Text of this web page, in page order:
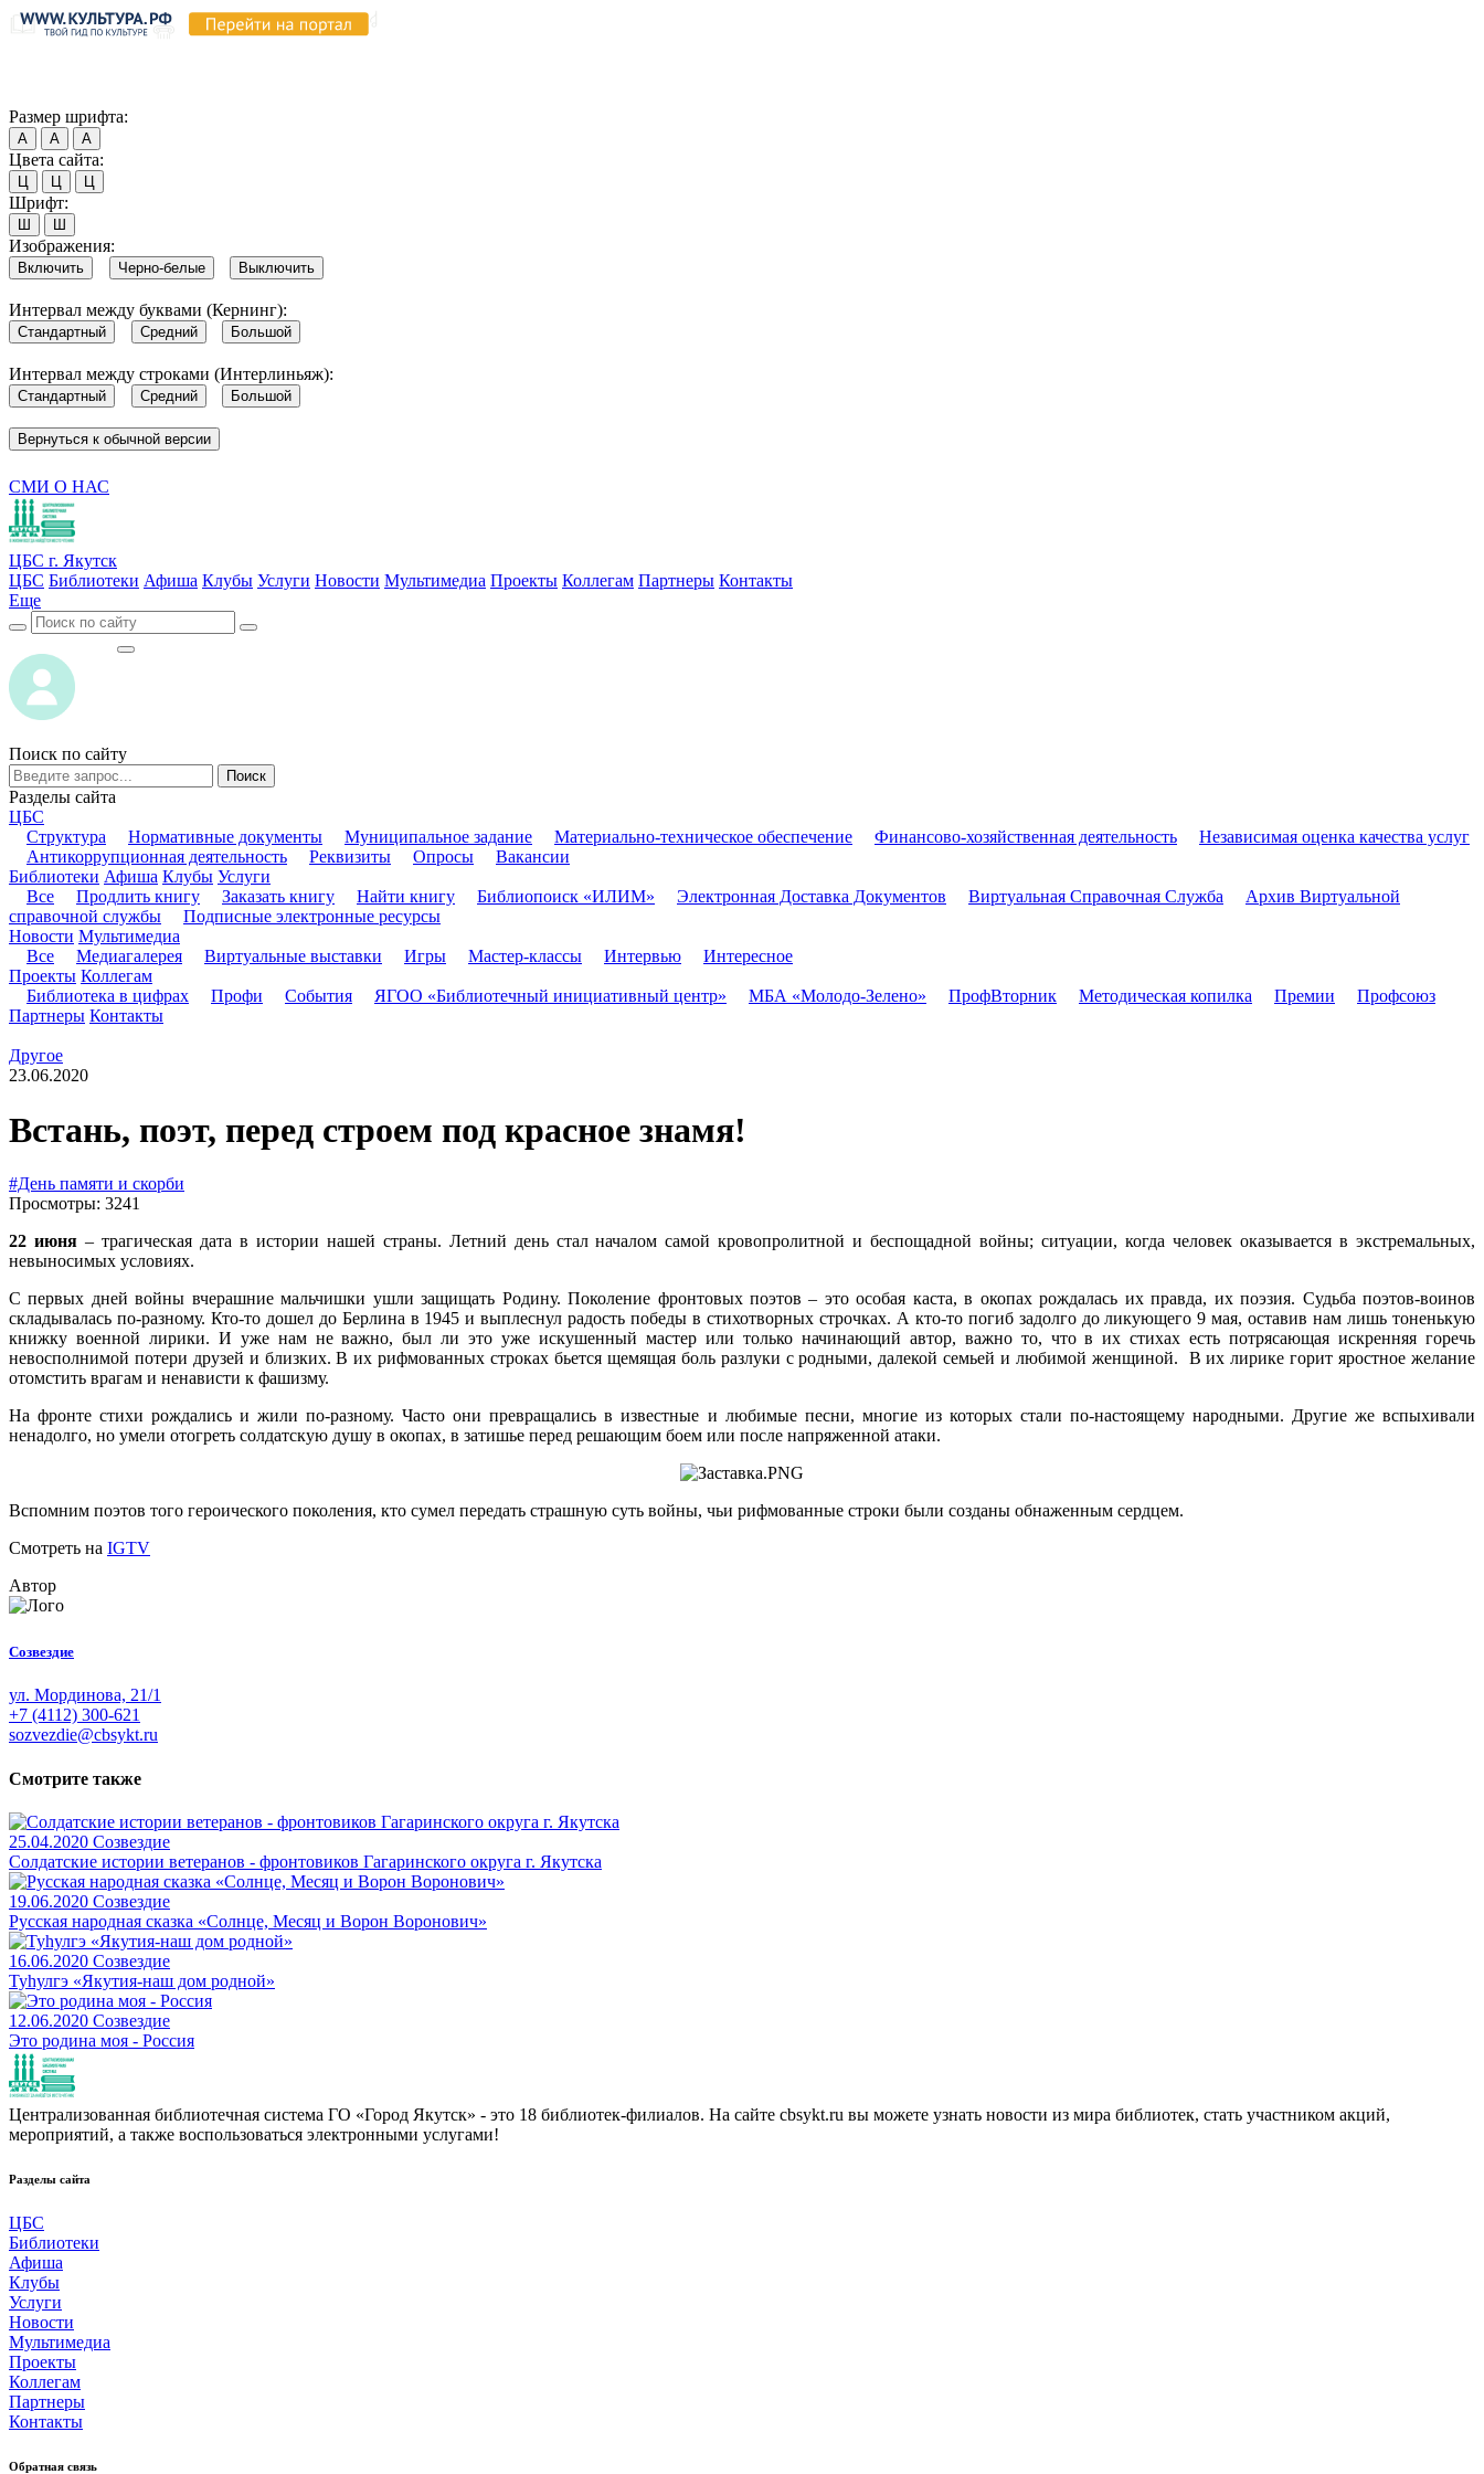
Размер шрифта:
А А А
Цвета сайта:
Ц Ц Ц
Шрифт:
Ш Ш
Изображения:
Включить Черно-белые Выключить
Интервал между буквами (Кернинг):
Стандартный Средний Большой
Интервал между строками (Интерлиньяж):
Стандартный Средний Большой
Вернуться к обычной версии
СМИ О НАС
ЦБС г. Якутск
ЦБС Библиотеки Афиша Клубы Услуги Новости Мультимедиа Проекты Коллегам Партнеры Контакты
Еще
Поиск по сайту
Поиск
Разделы сайта
ЦБС
Структура
Нормативные документы Муниципальное задание Материально-техническое обеспечение Финансово-хозяйственная деятельность
Независимая оценка качества услуг
Антикоррупционная деятельность
Реквизиты Опросы
Вакансии
Библиотеки Афиша Клубы Услуги
Все
Продлить книгу Заказать книгу Найти книгу Библиопоиск «ИЛИМ» Электронная Доставка Документов Виртуальная Справочная Служба
Архив Виртуальной
справочной службы
Подписные электронные ресурсы
Новости Мультимедиа
Все
Медиагалерея Виртуальные выставки Игры Мастер-классы Интервью
Интересное
Проекты Коллегам
Библиотека в цифрах
Профи События ЯГОО «Библиотечный инициативный центр» МБА «Молодо-Зелено» ПрофВторник Методическая копилка Премии
Профсоюз
Партнеры Контакты
Другое
23.06.2020
Встань, поэт, перед строем под красное знамя!
#День памяти и скорби
Просмотры: 3241
22 июня– трагическая дата в истории нашей страны. Летний день стал началом самой кровопролитной и беспощадной войны; ситуации, когда человек оказывается в экстремальных,
невыносимых условиях.
С первых дней войны вчерашние мальчишки ушли защищать Родину. Поколение фронтовых поэтов – это особая каста, в окопах рождалась их правда, их поэзия. Судьба поэтов-воинов
складывалась по-разному. Кто-то дошел до Берлина в 1945 и выплеснул радость победы в стихотворных строчках. А кто-то погиб задолго до ликующего 9 мая, оставив нам лишь тоненькую
книжку военной лирики. И уже нам не важно, был ли это уже искушенный мастер или только начинающий автор, важно то, что в их стихах есть потрясающая искренняя горечь
невосполнимой потери друзей и близких. В их рифмованных строках бьется щемящая боль разлуки с родными, далекой семьей и любимой женщиной. В их лирике горит яростное желание
отомстить врагам и ненависти к фашизму.
На фронте стихи рождались и жили по-разному. Часто они превращались в известные и любимые песни, многие из которых стали по-настоящему народными. Другие же вспыхивали
ненадолго, но умели отогреть солдатскую душу в окопах, в затишье перед решающим боем или после напряженной атаки.
Вспомним поэтов того героического поколения, кто сумел передать страшную суть войны, чьи рифмованные строки были созданы обнаженным сердцем.
Смотреть на IGTV
Автор
Созвездие
ул. Мординова, 21/1
+7 (4112) 300-621
sozvezdie@cbsykt.ru
Смотрите также
25.04.2020 Созвездие
Солдатские истории ветеранов - фронтовиков Гагаринского округа г. Якутска
19.06.2020 Созвездие
Русская народная сказка «Солнце, Месяц и Ворон Воронович»
16.06.2020 Созвездие
Туhулгэ «Якутия-наш дом родной»
12.06.2020 Созвездие
Это родина моя - Россия
Централизованная библиотечная система ГО «Город Якутск» - это 18 библиотек-филиалов. На сайте cbsykt.ru вы можете узнать новости из мира библиотек, стать участником акций,
мероприятий, а также воспользоваться электронными услугами!
Разделы сайта
ЦБС
Библиотеки
Афиша
Клубы
Услуги
Новости
Мультимедиа
Проекты
Коллегам
Партнеры
Контакты
Обратная связь